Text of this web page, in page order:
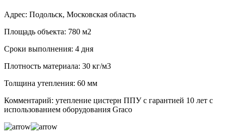
Адрес: Подольск, Московская область
Площадь объекта: 780 м2
Сроки выполнения: 4 дня
Плотность материала: 30 кг/м3
Толщина утепления: 60 мм
Комментарий: утепление цистерн ППУ с гарантией 10 лет с
использованием оборудования Graco